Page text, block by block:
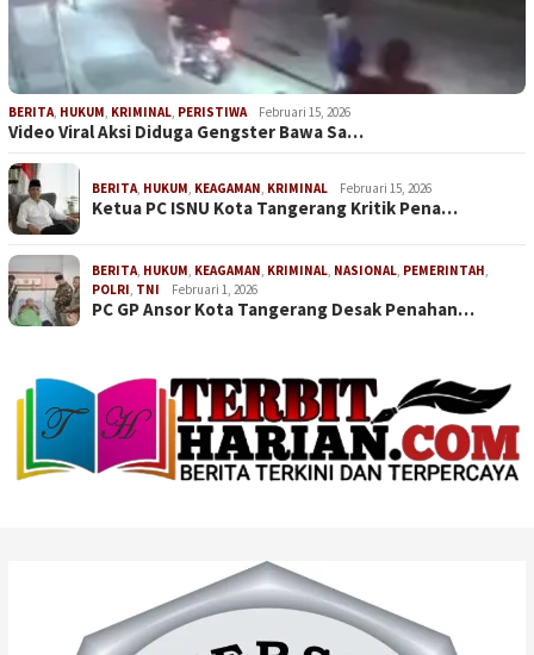
BERITA HUKUM KRIMINAL PERISTIWA Februari 15, 2026
Video Viral Aksi Diduga Gengster Bawa Sa…
BERITA HUKUM KEAGAMAN KRIMINAL Februari 15, 2026
Ketua PC ISNU Kota Tangerang Kritik Pena…
BERITA HUKUM KEAGAMAN KRIMINAL NASIONAL PEMERINTAH
POLRI TNI Februari 1, 2026
PC GP Ansor Kota Tangerang Desak Penahan…